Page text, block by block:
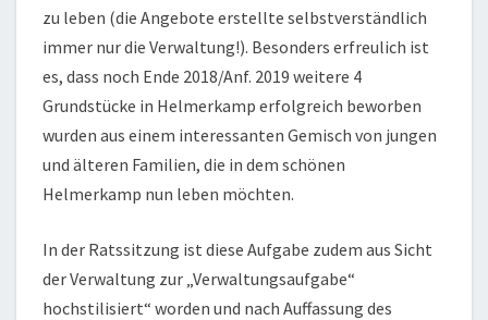
zu leben (die Angebote erstellte selbstverständlich
immer nur die Verwaltung!). Besonders erfreulich ist
es, dass noch Ende 2018/Anf. 2019 weitere 4
Grundstücke in Helmerkamp erfolgreich beworben
wurden aus einem interessanten Gemisch von jungen
und älteren Familien, die in dem schönen
Helmerkamp nun leben möchten.
In der Ratssitzung ist diese Aufgabe zudem aus Sicht
der Verwaltung zur „Verwaltungsaufgabe“
hochstilisiert“ worden und nach Auffassung des